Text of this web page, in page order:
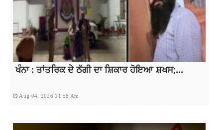
ਖੰਨਾ : ਤਾਂਤਰਿਕ ਦੇ ਠੱਗੀ ਦਾ ਸ਼ਿਕਾਰ ਹੋਇਆ ਸ਼ਖਸ;...
Aug 04, 2026 11:58 Am